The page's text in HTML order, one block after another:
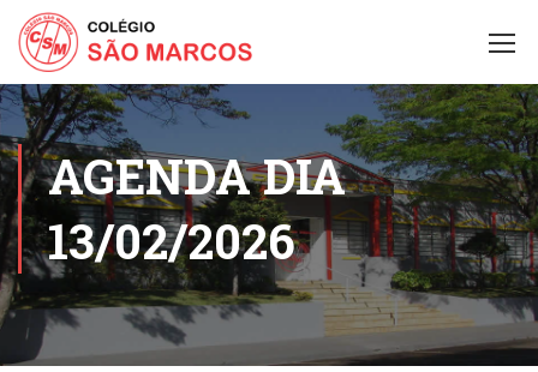
AGENDA DIA
13/02/2026